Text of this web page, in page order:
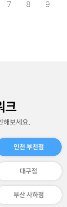
7 8
9
크
해보세요.
인천 부천점
대구점
부산 사하점